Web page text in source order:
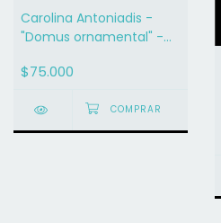
Carolina Antoniadis -
"Domus ornamental" -
$75.000